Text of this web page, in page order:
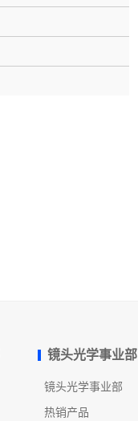
镜头光学事业部
镜头光学事业部
热销产品